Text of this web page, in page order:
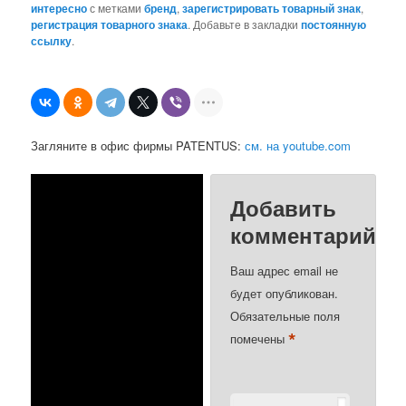
интереснос меткамибренд,зарегистрировать товарный знак,
регистрация товарного знака. Добавьте в закладкипостоянную
ссылку.
Загляните в офис фирмы PATENTUS:см. на youtube.com
Добавить
комментарий
Ваш адрес email не
будет опубликован.
Обязательные поля
помечены*